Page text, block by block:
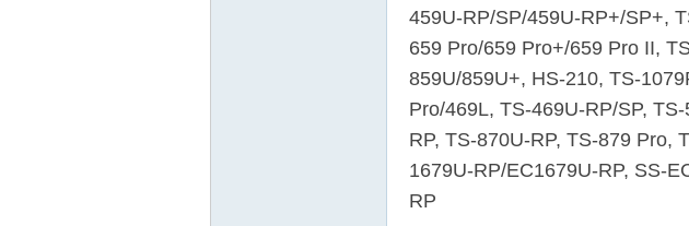
459U-RP/SP/459U-RP+/SP+,
659 Pro/659 Pro+/659 Pro II,
859U/859U+, HS-210, TS-
Pro/469L, TS-469U-RP/SP,
RP, TS-870U-RP, TS-879 Pro,
1679U-RP/EC1679U-RP, SS-
RP